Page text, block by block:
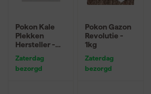
Pokon Kale
Plekken
Hersteller -
Zaterdag
bezorgd
Pokon Gazon
Revolutie -
1kg
Zaterdag
bezorgd